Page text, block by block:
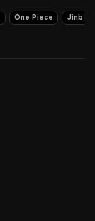
One Piece Jinbe